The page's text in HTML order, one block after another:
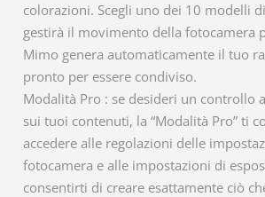
colorazioni. Scegli uno dei 10 modelli
gestirà il movimento della fotocamera
Mimo genera automaticamente il tuo
pronto per essere condiviso.
Modalità Pro : se desideri un controllo
sui tuoi contenuti, la “Modalità Pro” ti
accedere alle regolazioni delle
fotocamera e alle impostazioni di
consentirti di creare esattamente ciò